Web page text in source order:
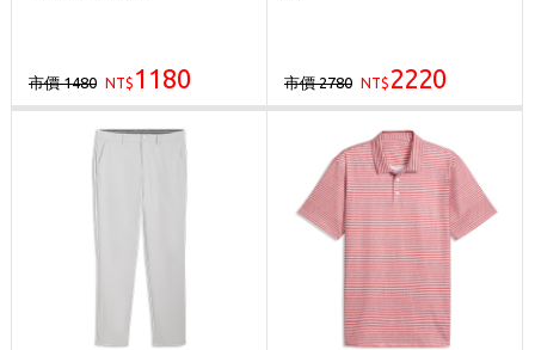
市價 1480 NT$ 1180 市價 2780 NT$ 2220